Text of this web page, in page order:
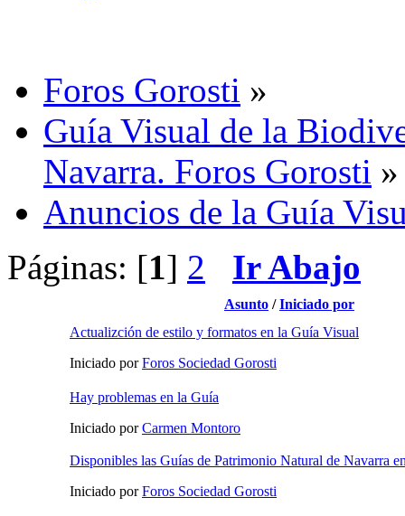
Foros Gorosti »
Guía Visual de la
Navarra. Foros Gorosti »
Anuncios de la Guía
Páginas: [1] 2 Ir Abajo
Asunto /Iniciado por
Actualizción de estilo y formatos en la Guía Visual
Iniciado porForos Sociedad Gorosti
Hay problemas en la Guía
Iniciado porCarmen Montoro
Disponibles las Guías de Patrimonio Natural de Navarra
Iniciado porForos Sociedad Gorosti